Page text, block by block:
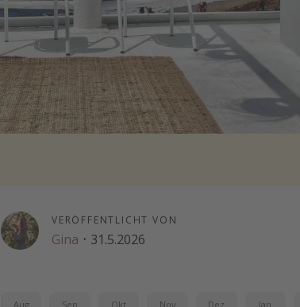
VERÖFFENTLICHT VON
Gina · 31.5.2026
Aug Sep Okt Nov Dez Jan